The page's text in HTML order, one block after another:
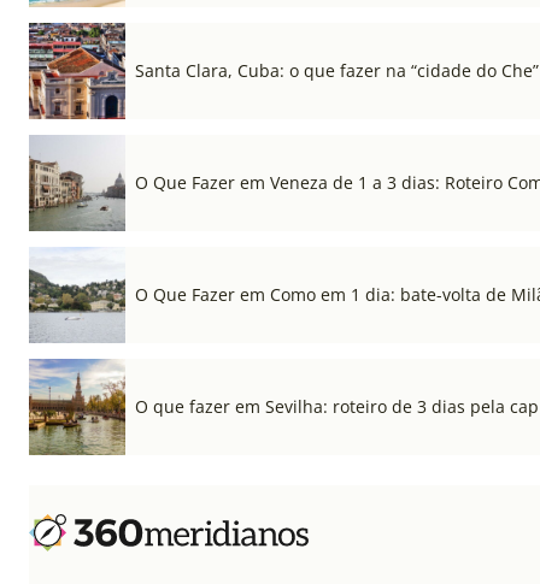
Santa Clara, Cuba: o que fazer na “cidade do Che”
O Que Fazer em Veneza de 1 a 3 dias: Roteiro
O Que Fazer em Como em 1 dia: bate-volta de
O que fazer em Sevilha: roteiro de 3 dias pela